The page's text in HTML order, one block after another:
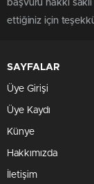
başvuru hakkı
ettiğiniz için
SAYFALAR
Üye Girişi
Üye Kaydı
Künye
Hakkımızda
İletişim